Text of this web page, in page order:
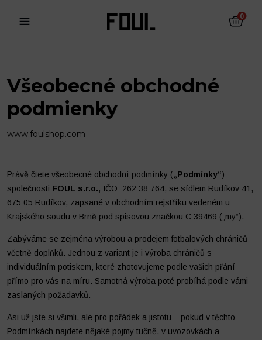
0
Všeobecné obchodné
podmienky
www.foulshop.com
Právě čtete všeobecné obchodní podmínky („Podmínky“)
společnosti FOUL s.r.o., IČO: 262 38 764, se sídlem Rudíkov 41,
675 05 Rudíkov, zapsané v obchodním rejstříku vedeném u
Krajského soudu v Brně pod spisovou značkou C 39469 („my“).
Zabýváme se zejména výrobou a prodejem fotbalových chráničů
včetně doplňků. Jednou z variant je i výroba chráničů s
individuálním potiskem, které zhotovujeme podle vašich přání
přímo pro vás na míru. Samotná výroba poté probíhá podle vámi
zaslaných požadavků.
Asi už jste si všimli, ale pro pořádek a jistotu – pokud v těchto
Podmínkách najdete nějaké pojmy tučně, v uvozovkách a